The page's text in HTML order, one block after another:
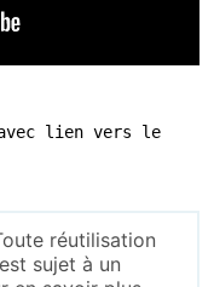
lien vers le
réutilisation
sujet à un